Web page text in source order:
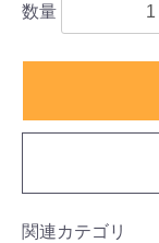
数量
関連カテゴリ